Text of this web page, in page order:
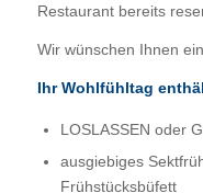
Restaurant bereits
Wir wünschen Ihnen
Ihr Wohlfühltag
LOSLASSEN oder
ausgiebiges
Frühstücksbüfett